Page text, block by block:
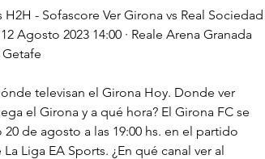
- Sofascore Ver Girona vs Real Sociedad
Agosto 2023 14:00 · Reale Arena Granada
Getafe
televisan el Girona Hoy. Donde ver
el Girona y a qué hora? El Girona FC se
de agosto a las 19:00 hs. en el partido
Liga EA Sports. ¿En qué canal ver al